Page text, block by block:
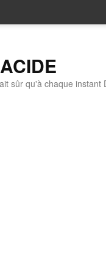
sûr qu'à chaque